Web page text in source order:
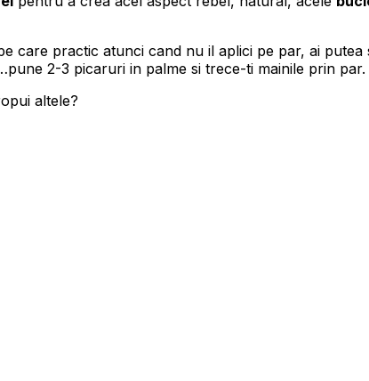
care practic atunci cand nu il aplici pe par, ai putea
2-3 picaruri in palme si trece-ti mainile prin
altele?